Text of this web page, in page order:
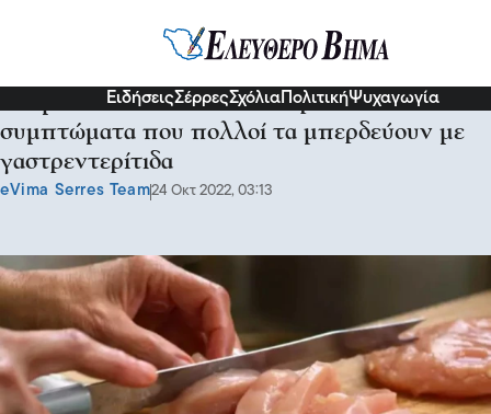
ΕιδήσειςΣέρρεςΣχόλια ΠολιτικήΨυχαγωγία
Σαλμονέλα: Αυτά είναι τα πρώτα
συμπτώματα που πολλοί τα μπερδεύουν με
γαστρεντερίτιδα
eVima Serres Team24 Οκτ 2022, 03:13